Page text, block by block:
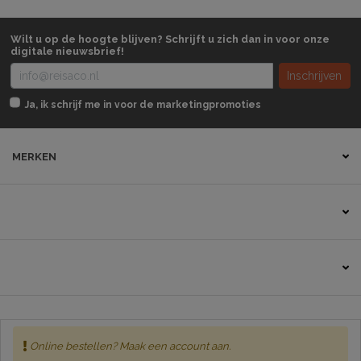
Online bestellen? Maak een account aan.
Wilt u op de hoogte blijven? Schrijft u zich dan in voor onze
digitale nieuwsbrief!
Inschrijven
Ja, ik schrijf me in voor de marketingpromoties
MERKEN